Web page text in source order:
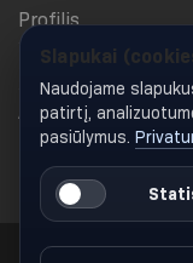
Profilis
Krepšelis
Apmokėjimas
Keisti slapukų
Slapukai
Naudojame
patirtį,
pasiūlymus.